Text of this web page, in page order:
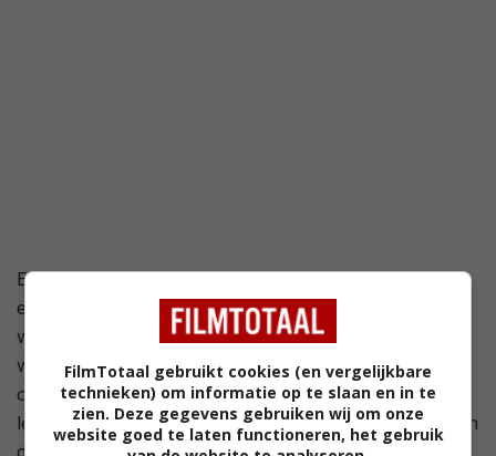
Een genadeloze groep criminelen gijzelt een jong stel
en verschuilt zich vervolgens in een verlaten huis
waar niemand van af weet. Het gevangene meisje
wordt plotseling vermoord en plots zijn de rollen
omgedraaid. Nu moeten ook de criminelen voor hun
leven vrezen aangezien er een ervaren moordenaar in
FilmTotaal gebruikt cookies (en vergelijkbare
technieken) om informatie op te slaan en in te
zien. Deze gegevens gebruiken wij om onze
website goed te laten functioneren, het gebruik